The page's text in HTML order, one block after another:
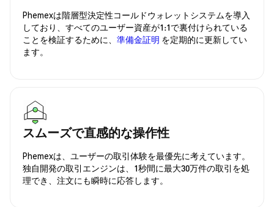
Phemexは階層型決定性コールドウォレットシステムを導入
しており、すべてのユーザー資産が1:1で裏付けられている
ことを検証するために、 準備金証明 を定期的に更新してい
ます。
スムーズで直感的な操作性
Phemexは、ユーザーの取引体験を最優先に考えています。
独自開発の取引エンジンは、1秒間に最大30万件の取引を処
理でき、注文にも瞬時に応答します。